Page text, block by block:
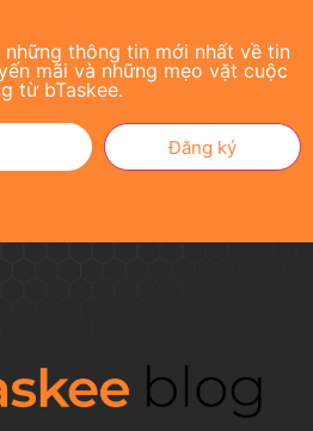
thông tin mới nhất về tin
mãi và những mẹo vặt cuộc
từ bTaskee.
Đăng ký